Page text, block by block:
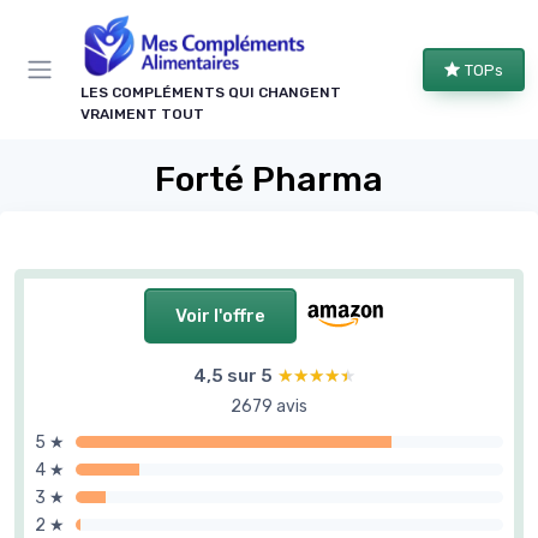
LES COMPLÉMENTS QUI CHANGENT
VRAIMENT TOUT
TOPs
Forté Pharma
Voir l'offre
4,5 sur 5 ★★★★★
★★★★★
2679 avis
5 ★
4 ★
3 ★
2 ★
Panneau de gestion des cookies